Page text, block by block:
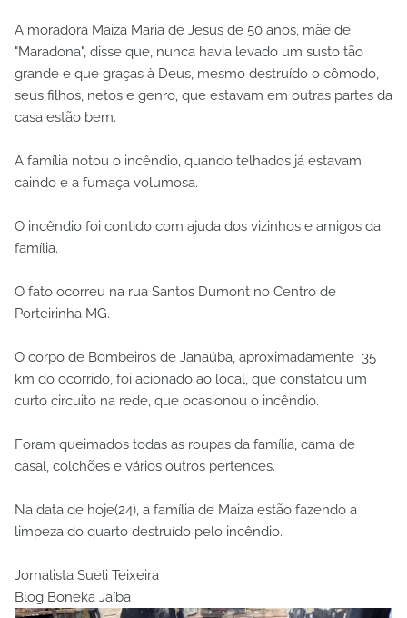
A moradora Maiza Maria de Jesus de 50 anos, mãe de
"Maradona", disse que, nunca havia levado um susto tão
grande e que graças à Deus, mesmo destruído o cômodo,
seus filhos, netos e genro, que estavam em outras partes da
casa estão bem.
A família notou o incêndio, quando telhados já estavam
caindo e a fumaça volumosa.
O incêndio foi contido com ajuda dos vizinhos e amigos da
família.
O fato ocorreu na rua Santos Dumont no Centro de
Porteirinha MG.
O corpo de Bombeiros de Janaúba, aproximadamente 35
km do ocorrido, foi acionado ao local, que constatou um
curto circuito na rede, que ocasionou o incêndio.
Foram queimados todas as roupas da família, cama de
casal, colchões e vários outros pertences.
Na data de hoje(24), a família de Maiza estão fazendo a
limpeza do quarto destruído pelo incêndio.
Jornalista Sueli Teixeira
Blog Boneka Jaíba